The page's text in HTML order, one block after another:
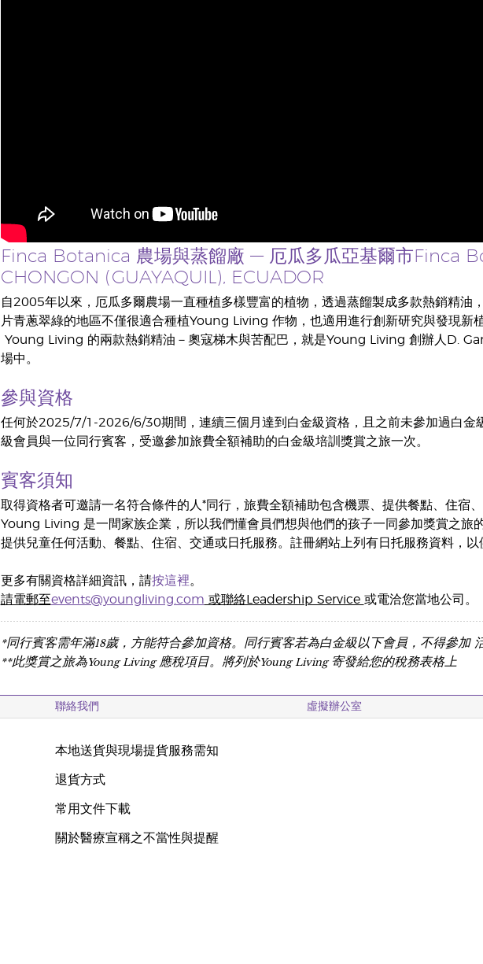
Finca Botanica 農場與蒸餾廠 — 厄瓜多瓜亞基爾市Finca
CHONGON (GUAYAQUIL), ECUADOR
自2005年以來，厄瓜多爾農場一直種植多樣豐富的植物，透過蒸餾製成多款熱銷精油
片青蔥翠綠的地區不僅很適合種植Young Living 作物，也適用進行創新研究與發現新植
Young Living 的兩款熱銷精油－奧寇梯木與苦配巴，就是Young Living 創辦人D.
場中。
參與資格
任何於2025/7/1-2026/6/30期間，連續三個月達到白金級資格，且之前未參加過白金
級會員與一位同行賓客，受邀參加旅費全額補助的白金級培訓獎賞之旅一次。
賓客須知
取得資格者可邀請一名符合條件的人*同行，旅費全額補助包含機票、提供餐點、住宿
Young Living 是一間家族企業，所以我們懂會員們想與他們的孩子一同參加獎賞之
提供兒童任何活動、餐點、住宿、交通或日托服務。註冊網站上列有日托服務資料，以
更多有關資格詳細資訊，請按這裡。
請電郵至events@youngliving.com 或聯絡Leadership Service 或電洽您當地公司。
*同行賓客需年滿18歲，方能符合參加資格。同行賓客若為白金級以下會員，不得參加
**此獎賞之旅為Young Living 應稅項目。將列於Young Living 寄發給您的稅務表格上
聯絡我們 虛擬辦公室
本地送貨與現場提貨服務需知
退貨方式
常用文件下載
關於醫療宣稱之不當性與提醒